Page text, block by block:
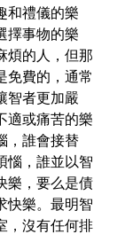
和禮儀的樂
擇事物的樂
煩的人，但那
免費的，通常
智者更加嚴
適或痛苦的樂
，誰會接替
惱，誰並以智
樂，要么是債
快樂。最明智
，沒有任何排